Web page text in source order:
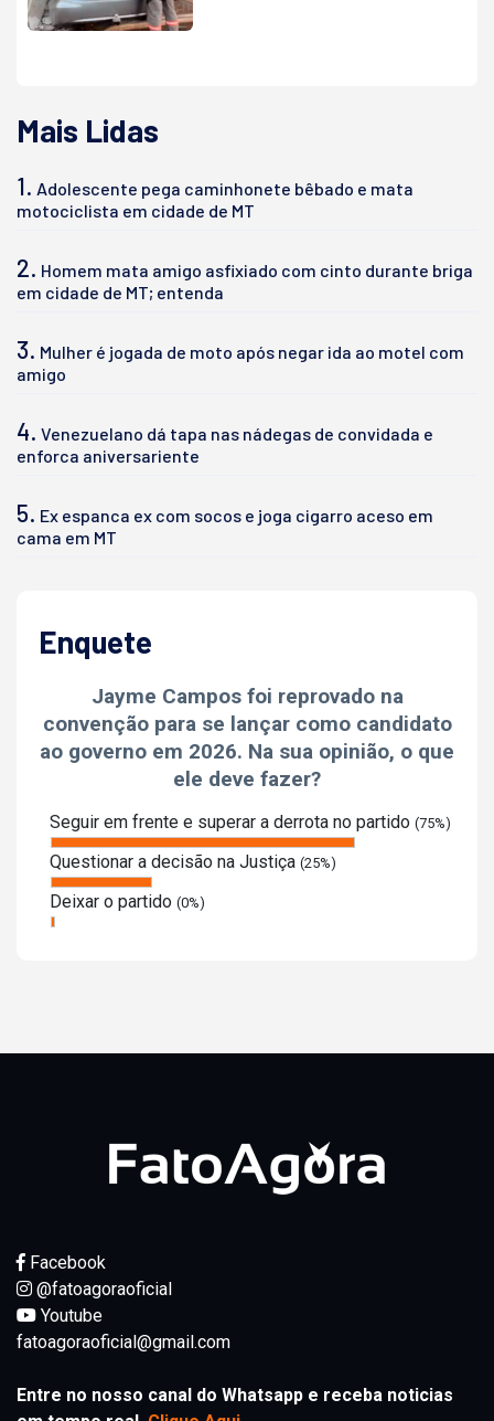
Mais Lidas
1. Adolescente pega caminhonete bêbado e mata
motociclista em cidade de MT
2. Homem mata amigo asfixiado com cinto durante briga
em cidade de MT; entenda
3. Mulher é jogada de moto após negar ida ao motel com
amigo
4. Venezuelano dá tapa nas nádegas de convidada e
enforca aniversariente
5. Ex espanca ex com socos e joga cigarro aceso em
cama em MT
Enquete
Jayme Campos foi reprovado na
convenção para se lançar como candidato
ao governo em 2026. Na sua opinião, o que
ele deve fazer?
Seguir em frente e superar a derrota no partido (75%)
Questionar a decisão na Justiça (25%)
Deixar o partido (0%)
Facebook
@fatoagoraoficial
Youtube
fatoagoraoficial@gmail.com
Entre no nosso canal do Whatsapp e receba noticias